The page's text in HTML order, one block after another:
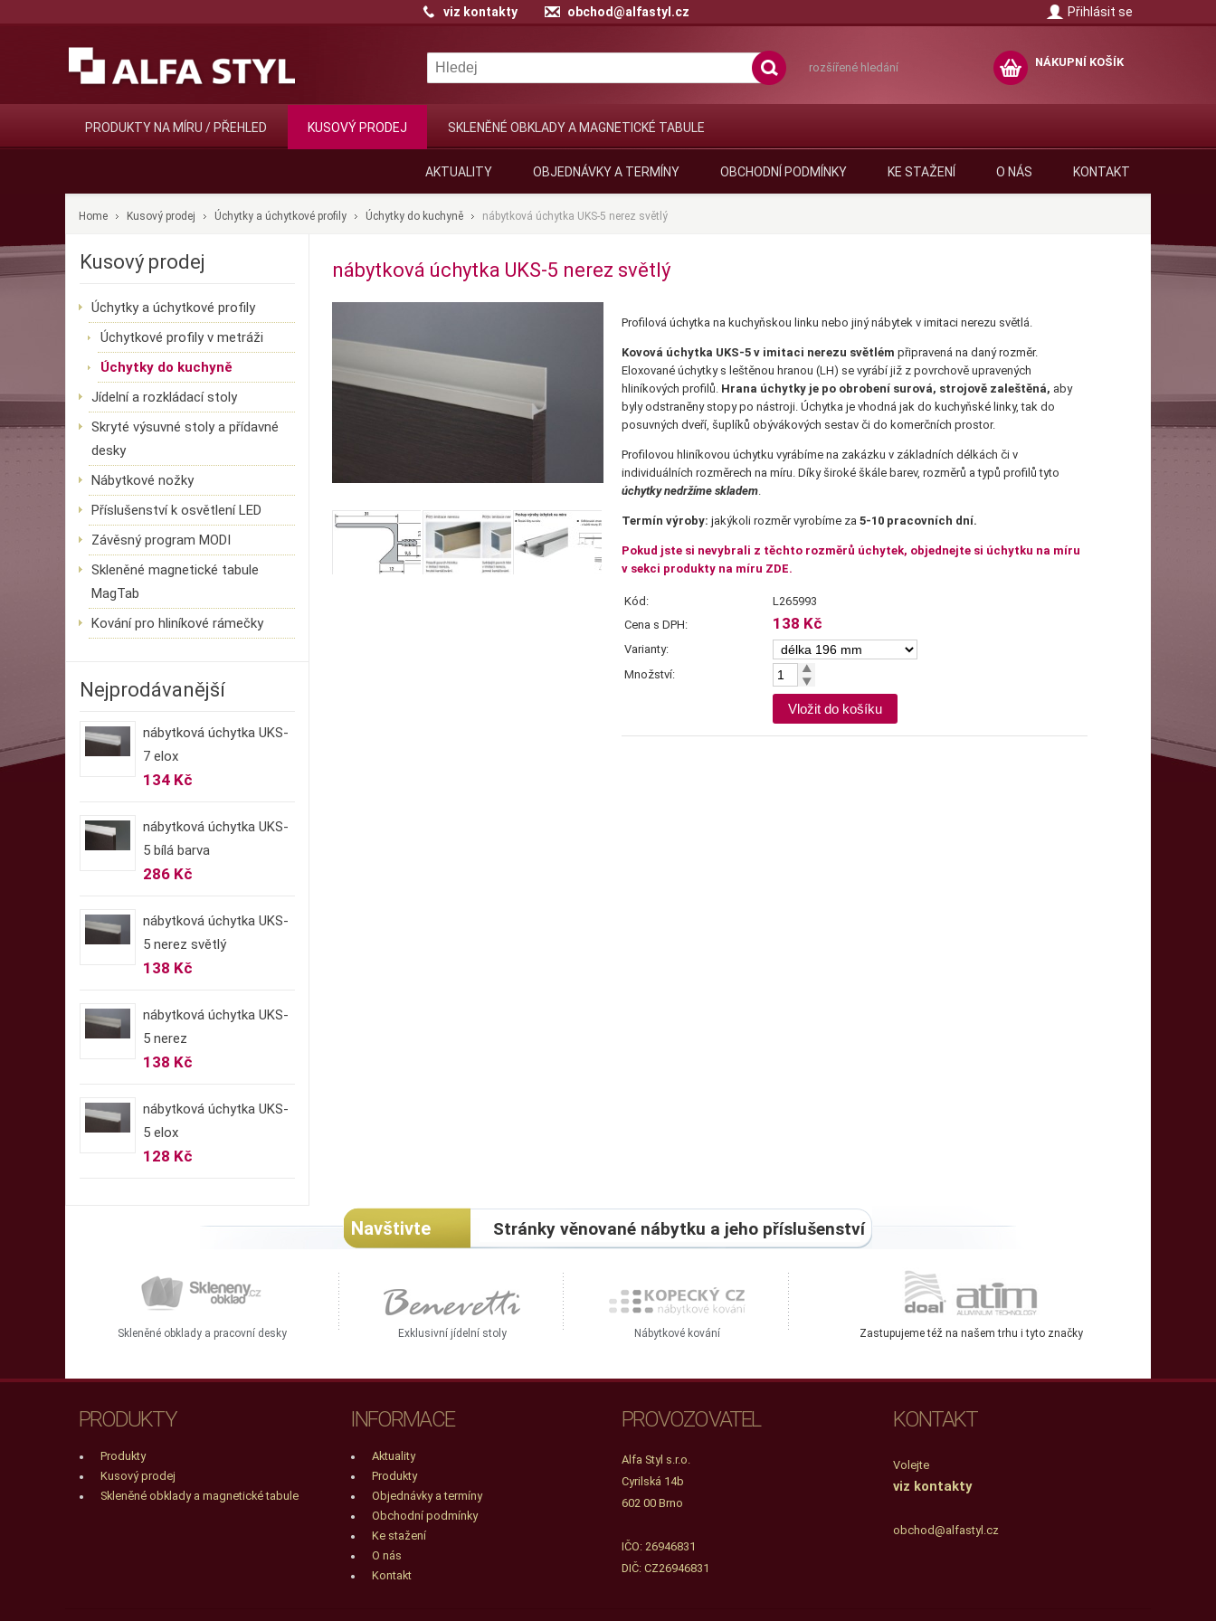
viz kontakty obchod@alfastyl.cz Přihlásit se
rozšířené hledání NÁKUPNÍ KOŠÍK
PRODUKTY NA MÍRU / PŘEHLED KUSOVÝ PRODEJ SKLENĚNÉ OBKLADY A MAGNETICKÉ TABULE
AKTUALITY OBJEDNÁVKY A TERMÍNY OBCHODNÍ PODMÍNKY KE STAŽENÍ O NÁS KONTAKT
Home Kusový prodej Úchytky a úchytkové profily Úchytky do kuchyně nábytková úchytka UKS-5 nerez světlý
Kusový prodej
Úchytky a úchytkové profily
Úchytkové profily v metráži
Úchytky do kuchyně
Jídelní a rozkládací stoly
Skryté výsuvné stoly a přídavné
desky
Nábytkové nožky
Příslušenství k osvětlení LED
Závěsný program MODI
Skleněné magnetické tabule
MagTab
Kování pro hliníkové rámečky
Nejprodávanější
nábytková úchytka UKS-
7 elox
134 Kč
nábytková úchytka UKS-
5 bílá barva
286 Kč
nábytková úchytka UKS-
5 nerez světlý
138 Kč
nábytková úchytka UKS-
5 nerez
138 Kč
nábytková úchytka UKS-
5 elox
128 Kč
nábytková úchytka UKS-5 nerez světlý
Profilová úchytka na kuchyňskou linku nebo jiný nábytek v imitaci nerezu světlá.
Kovová úchytka UKS-5 v imitaci nerezu světlém připravená na daný rozměr.
Eloxované úchytky s leštěnou hranou (LH) se vyrábí již z povrchově upravených
hliníkových profilů. Hrana úchytky je po obrobení surová, strojově zaleštěná, aby
byly odstraněny stopy po nástroji. Úchytka je vhodná jak do kuchyňské linky, tak do
posuvných dveří, šuplíků obývákových sestav či do komerčních prostor.
Profilovou hliníkovou úchytku vyrábíme na zakázku v základních délkách či v
individuálních rozměrech na míru. Díky široké škále barev, rozměrů a typů profilů tyto
úchytky nedržíme skladem.
Termín výroby: jakýkoli rozměr vyrobíme za 5-10 pracovních dní.
Pokud jste si nevybrali z těchto rozměrů úchytek, objednejte si úchytku na míru
v sekci produkty na míru ZDE.
Kód:
L265993
Cena s DPH:
138 Kč
Varianty:
Množství:
Navštivte Stránky věnované nábytku a jeho příslušenství
Skleněné obklady a pracovní desky Exklusivní jídelní stoly Nábytkové kování Zastupujeme též na našem trhu i tyto značky
PRODUKTY
Produkty
Kusový prodej
Skleněné obklady a magnetické tabule
INFORMACE
Aktuality
Produkty
Objednávky a termíny
Obchodní podmínky
Ke stažení
O nás
Kontakt
PROVOZOVATEL
Alfa Styl s.r.o.
Cyrilská 14b
602 00 Brno
IČO: 26946831
DIČ: CZ26946831
KONTAKT
Volejte
viz kontakty
obchod@alfastyl.cz